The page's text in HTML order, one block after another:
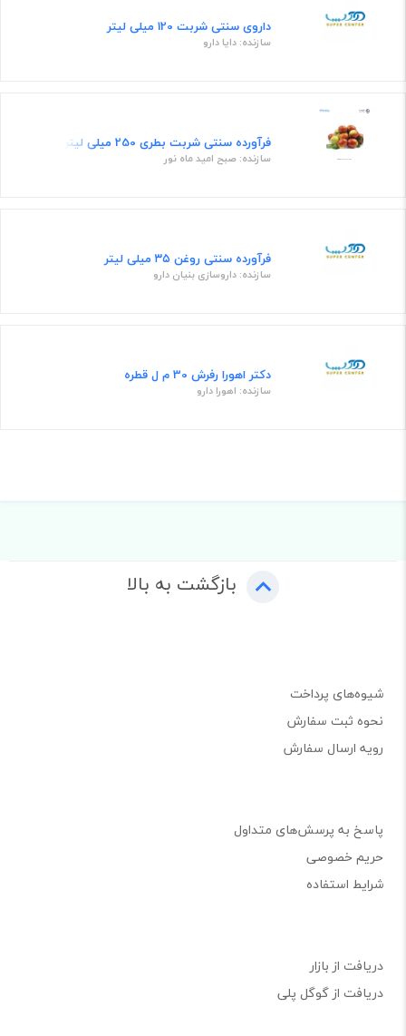
داروی سنتی شربت 120 میلی لیتر
سازنده: دایا دارو
فرآورده سنتی شربت بطری 250 میلی لیتری
سازنده: صبح امید ماه نور
فرآورده سنتی روغن ۳۵ میلی لیتر
سازنده: داروسازی بنیان دارو
دکتر اهورا رفرش 30 م ل قطره
سازنده: اهورا دارو
بازگشت به بالا
شیوه‌های پرداخت
نحوه ثبت سفارش
رویه ارسال سفارش
پاسخ به پرسش‌های متداول
حریم خصوصی
شرایط استفاده
دریافت از بازار
دریافت از گوگل پلی